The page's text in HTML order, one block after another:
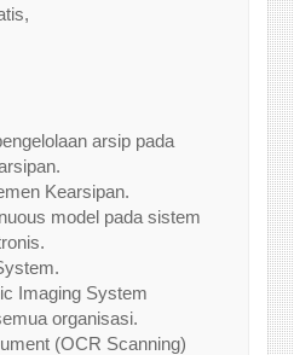
arsip pada
Kearsipan.
model pada sistem
Imaging System
organisasi.
(OCR Scanning)